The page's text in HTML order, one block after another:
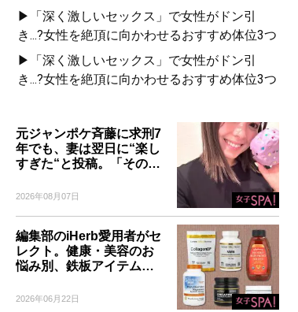
▶「深く激しいセックス」で女性がドン引
き...?女性を絶頂に向かわせるおすすめ体位3つ
▶「深く激しいセックス」で女性がドン引
き...?女性を絶頂に向かわせるおすすめ体位3つ
元ジャンポケ斉藤に求刑7
年でも、妻は翌日に“楽し
すぎた“と投稿。「その…
2026年08月07日
編集部のiHerb愛用者がセ
レクト。健康・美容のお
悩み別、鉄板アイテム…
2026年06月22日